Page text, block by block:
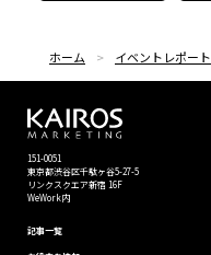
ホーム イベントレポート
151-0051
東京都渋⾕区千駄ヶ谷5-27-5
リンクスクエア新宿 16F
WeWork内
記事一覧